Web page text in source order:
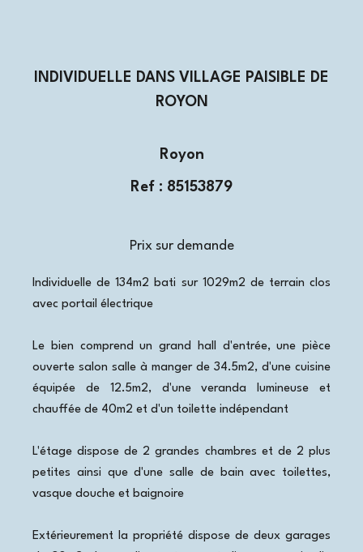
INDIVIDUELLE DANS VILLAGE PAISIBLE DE
ROYON
Royon
Ref : 85153879
Prix sur demande
Individuelle de 134m2 bati sur 1029m2 de terrain clos
avec portail électrique
Le bien comprend un grand hall d'entrée, une pièce
ouverte salon salle à manger de 34.5m2, d'une cuisine
équipée de 12.5m2, d'une veranda lumineuse et
chauffée de 40m2 et d'un toilette indépendant
L'étage dispose de 2 grandes chambres et de 2 plus
petites ainsi que d'une salle de bain avec toilettes,
vasque douche et baignoire
Extérieurement la propriété dispose de deux garages